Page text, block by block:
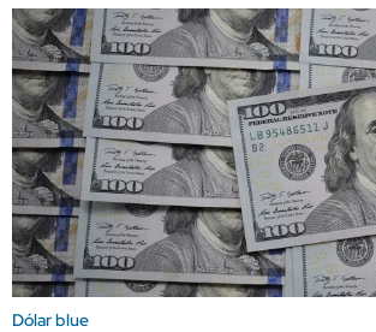
Dólar blue